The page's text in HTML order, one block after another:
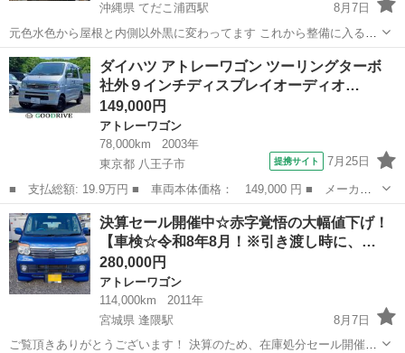
沖縄県 てだこ浦西駅
8月7日
元色水色から屋根と内側以外黒に変わってます これから整備に入る予
定です エンジンEFターボ 17年式 20万キロ 車検費用も込みです 前
オーナー様がタバコ吸われてた車両です 現場号お探しの方よろしくお
願いします🙇 値...
沖縄 中頭郡 てだこ浦西駅 アトレーワゴン
ダイハツ アトレーワゴン ツーリングターボ
社外９インチディスプレイオーディオ…
149,000円
アトレーワゴン
78,000km
2003年
東京都 八王子市
提携サイト 7月25日
■ 支払総額: 19.9万円 ■ 車両本体価格： 149,000 円 ■ メーカー
名： ダイハツ ■ 車種名： アトレーワゴン ■ グレード名： ツ
ーリングターボ 社外９インチディスプレイオーディオ／ワンオーナ
ー／ターボ／...
東京 八王子市 アトレーワゴン
決算セール開催中☆赤字覚悟の大幅値下げ！
【車検☆令和8年8月！※引き渡し時に、…
280,000円
アトレーワゴン
114,000km
2011年
宮城県 逢隈駅
8月7日
ご覧頂きありがとうございます！ 決算のため、在庫処分セール開催中